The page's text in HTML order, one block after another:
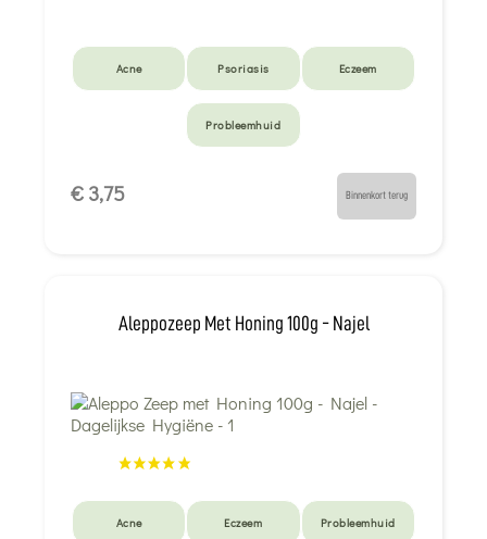
Acne Psoriasis Eczeem
Probleemhuid
€ 3,75 Binnenkort terug
Aleppozeep Met Honing 100g - Najel
Acne Eczeem Probleemhuid